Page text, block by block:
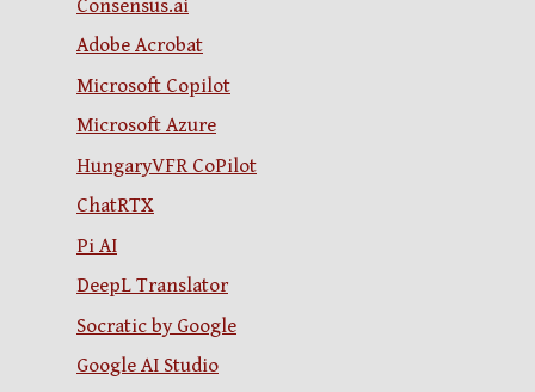
Consensus.ai
Adobe Acrobat
Microsoft Copilot
Microsoft Azure
HungaryVFR CoPilot
ChatRTX
Pi AI
DeepL Translator
Socratic by Google
Google AI Studio